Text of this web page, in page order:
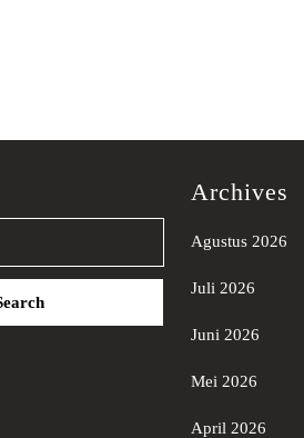
Archives
Agustus 2026
Juli 2026
Juni 2026
Mei 2026
April 2026